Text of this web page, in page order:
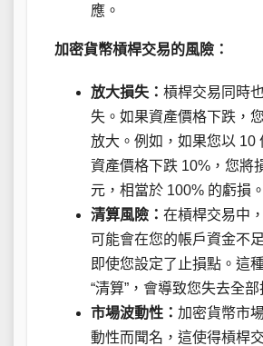
應。
加密貨幣槓桿交易的風險：
放大損失： 槓桿交易同時
失。如果資產價格下跌，
放大。例如，如果您以 10
資產價格下跌 10%，您將
元，相當於 100% 的虧損。
清算風險： 在槓桿交易中
可能會在您的帳戶資金不
即使您設定了止損點。這
“清算”，會導致您失去全部
市場波動性： 加密貨幣市
動性而聞名，這使得槓桿